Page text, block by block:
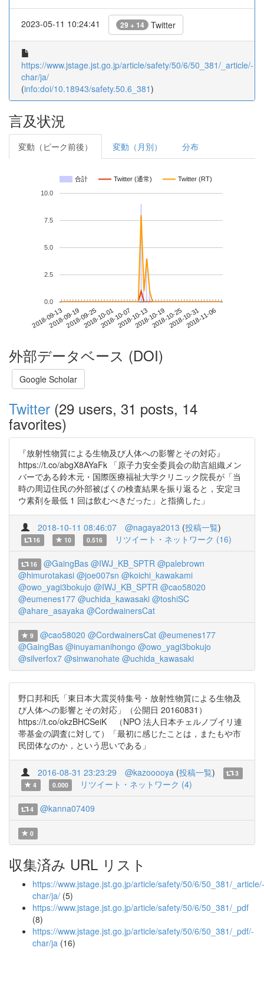
2023-05-11 10:24:41 29 + 14 Twitter
https://www.jstage.jst.go.jp/article/safety/50/6/50_381/_article/-
char/ja/
(info:doi/10.18943/safety.50.6_381)
言及状況
変動（ピーク前後） 変動（月別） 分布
合計 Twitter (通常) Twitter (RT)
2018-09-132018-09-192018-09-252018-10-012018-10-072018-10-132018-10-192018-10-252018-10-312018-11-06
0.0
2.5
5.0
7.5
10.0
外部データベース (DOI)
Google Scholar
Twitter (29 users, 31 posts, 14
favorites)
『放射性物質による生物及び人体への影響とその対応』
https://t.co/abgX8AYaFk 「原子力安全委員会の助言組織メン
バーである鈴木元・国際医療福祉大学クリニック院長が「当
時の周辺住民の外部被ばくの検査結果を振り返ると，安定ヨ
ウ素剤を最低 1 回は飲むべきだった」と指摘した」
2018-10-11 08:46:07 @nagaya2013 (投稿一覧)
16 10 0.516 リツイート・ネットワーク (16)
16 @GaingBas @IWJ_KB_SPTR @palebrown
@himurotakasi @joe007sn @koichi_kawakami
@owo_yagi3bokujo @IWJ_KB_SPTR @cao58020
@eumenes177 @uchida_kawasaki @toshiSC
@ahare_asayaka @CordwainersCat
9 @cao58020 @CordwainersCat @eumenes177
@GaingBas @inuyamanihongo @owo_yagi3bokujo
@silverfox7 @sinwanohate @uchida_kawasaki
野口邦和氏「東日本大震災特集号・放射性物質による生物及
び人体への影響とその対応」（公開日 20160831）
https://t.co/okzBHCSeiK （NPO 法人日本チェルノブイリ連
帯基金の調査に対して）「最初に感じたことは，またもや市
民団体なのか，という思いである」
2016-08-31 23:23:29 @kazooooya (投稿一覧)
3
4
0.000 リツイート・ネットワーク (4)
4 @kanna07409
0
収集済み URL リスト
https://www.jstage.jst.go.jp/article/safety/50/6/50_381/_article/-
char/ja/ (5)
https://www.jstage.jst.go.jp/article/safety/50/6/50_381/_pdf
(8)
https://www.jstage.jst.go.jp/article/safety/50/6/50_381/_pdf/-
char/ja (16)